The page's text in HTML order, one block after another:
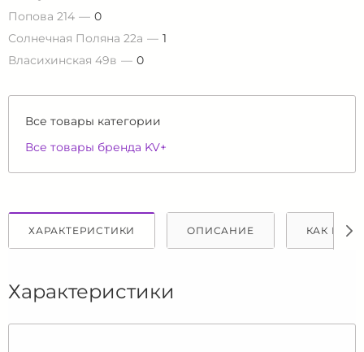
Попова 214
0
Солнечная Поляна 22а
1
Власихинская 49в
0
Все товары категории
Все товары бренда KV+
ХАРАКТЕРИСТИКИ ОПИСАНИЕ КАК
Характеристики